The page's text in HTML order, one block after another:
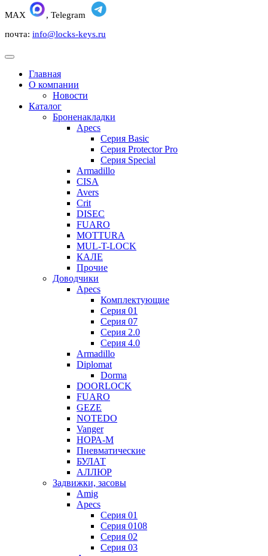
MAX
, Telegram
почта: info@locks-keys.ru
Главная
О компании
Новости
Каталог
Броненакладки
Apecs
Серия Basic
Серия Protector Pro
Серия Special
Armadillo
CISA
Avers
Crit
DISEC
FUARO
MOTTURA
MUL-T-LOCK
КАЛЕ
Прочие
Доводчики
Apecs
Комплектующие
Серия 01
Серия 07
Серия 2.0
Серия 4.0
Armadillo
Diplomat
Dorma
DOORLOCK
FUARO
GEZE
NOTEDO
Vanger
НОРА-М
Пневматические
БУЛАТ
АЛЛЮР
Задвижки, засовы
Amig
Apecs
Серия 01
Серия 0108
Серия 02
Серия 03